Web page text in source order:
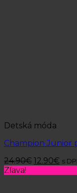
Detská móda
Champion Junior
24.90€ 12.90€ s
Zľava!